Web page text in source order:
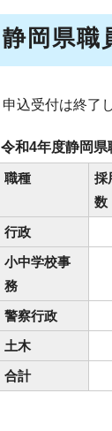
静岡県職
申込受付は終了
令和4年度静岡
職種
採
数
行政
小中学校事
務
警察行政
土木
合計